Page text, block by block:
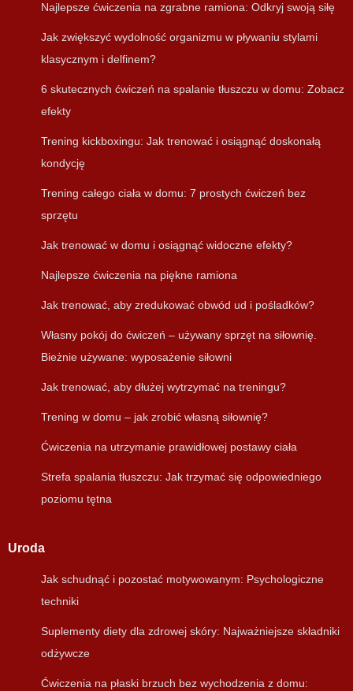
Najlepsze ćwiczenia na zgrabne ramiona: Odkryj swoją siłę
Jak zwiększyć wydolność organizmu w pływaniu stylami
klasycznym i delfinem?
6 skutecznych ćwiczeń na spalanie tłuszczu w domu: Zobacz
efekty
Trening kickboxingu: Jak trenować i osiągnąć doskonałą
kondycję
Trening całego ciała w domu: 7 prostych ćwiczeń bez
sprzętu
Jak trenować w domu i osiągnąć widoczne efekty?
Najlepsze ćwiczenia na piękne ramiona
Jak trenować, aby zredukować obwód ud i pośladków?
Własny pokój do ćwiczeń – używany sprzęt na siłownię.
Bieżnie używane: wyposażenie siłowni
Jak trenować, aby dłużej wytrzymać na treningu?
Trening w domu – jak zrobić własną siłownię?
Ćwiczenia na utrzymanie prawidłowej postawy ciała
Strefa spalania tłuszczu: Jak trzymać się odpowiedniego
poziomu tętna
Uroda
Jak schudnąć i pozostać motywowanym: Psychologiczne
techniki
Suplementy diety dla zdrowej skóry: Najważniejsze składniki
odżywcze
Ćwiczenia na płaski brzuch bez wychodzenia z domu: